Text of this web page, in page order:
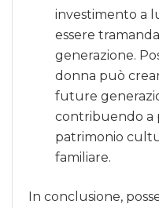
investimento a
essere
generazione.
donna può
future
contribuendo a
patrimonio
familiare.
In conclusione,